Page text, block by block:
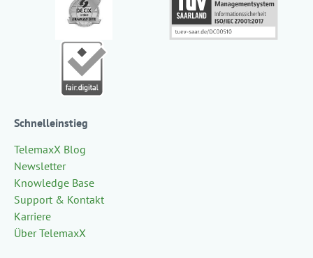
Schnelleinstieg
TelemaxX Blog
Newsletter
Knowledge Base
Support & Kontakt
Karriere
Über TelemaxX